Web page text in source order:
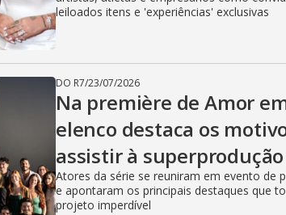
leiloados itens e 'experiências' exclusivas
DO R7/23/07/2026
Na première de Amor
elenco destaca os
assistir à superprodução
Atores da série se reuniram em evento de
e apontaram os principais destaques que
projeto imperdível